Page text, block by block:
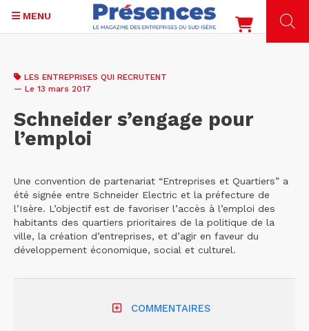
contenu
MENU
LES ENTREPRISES QUI RECRUTENT
— Le 13 mars 2017
Schneider s’engage pour
l’emploi
Une convention de partenariat “Entreprises et Quartiers” a
été signée entre Schneider Electric et la préfecture de
l’Isère. L’objectif est de favoriser l’accès à l’emploi des
habitants des quartiers prioritaires de la politique de la
ville, la création d’entreprises, et d’agir en faveur du
développement économique, social et culturel.
COMMENTAIRES